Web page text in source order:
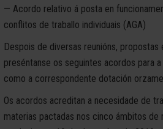
— Acordo relativo á posta en
conflitos de traballo individuais (AGA)
Despois de diversas reunións,
preséntanse os seguintes acordos para
como a correspondente dotación
Os acordos acreditan a necesidade de
materias pactadas nos cinco ámbitos